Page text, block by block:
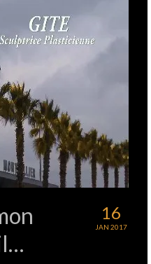
16
JAN 2017